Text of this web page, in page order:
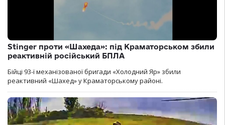
Stinger проти «Шахеда»: під Краматорськом збили
реактивній російський БПЛА
Бійці 93-ї механізованої бригади «Холодний Яр» збили
реактивний «Шахед» у Краматорському районі.